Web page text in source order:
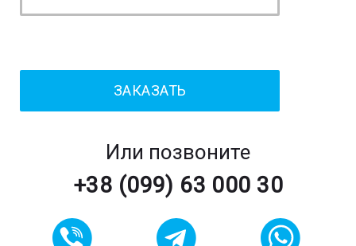
Или позвоните
+38 (099) 63 000 30